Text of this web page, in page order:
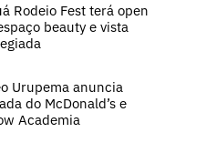
Rodeio Fest terá open
beauty e vista
Urupema anuncia
do McDonald’s e
Academia